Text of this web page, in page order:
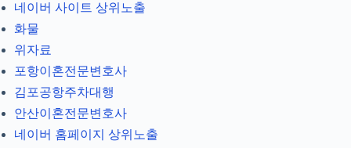
네이버 사이트 상위노출
화물
위자료
포항이혼전문변호사
김포공항주차대행
안산이혼전문변호사
네이버 홈페이지 상위노출